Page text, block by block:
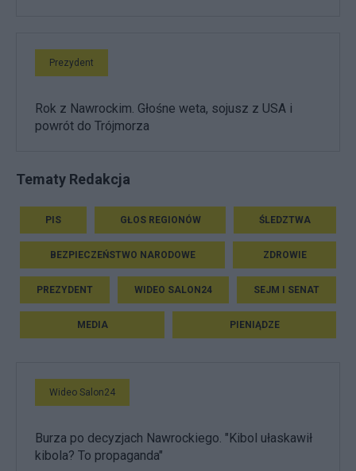
Prezydent
Rok z Nawrockim. Głośne weta, sojusz z USA i
powrót do Trójmorza
Tematy Redakcja
PIS GŁOS REGIONÓW ŚLEDZTWA
BEZPIECZEŃSTWO NARODOWE ZDROWIE
PREZYDENT WIDEO SALON24 SEJM I SENAT
MEDIA PIENIĄDZE
Wideo Salon24
Burza po decyzjach Nawrockiego. "Kibol ułaskawił
kibola? To propaganda"